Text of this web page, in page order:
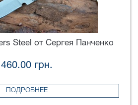
Steel от Сергея Панченко
460.00 грн.
ПОДРОБНЕЕ